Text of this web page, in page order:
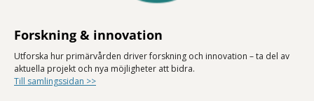
Forskning & innovation
Utforska hur primärvården driver forskning och innovation – ta del av
aktuella projekt och nya möjligheter att bidra.
Till samlingssidan >>